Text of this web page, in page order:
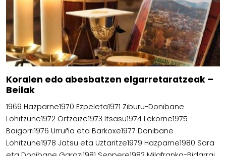
Koralen edo abesbatzen elgarretaratzeak –
Beilak
1969 Hazparne1970 Ezpeleta1971 Ziburu-Donibane
Lohitzune1972 Ortzaize1973 Itsasu1974 Lekorne1975
Baigorri1976 Urruña eta Barkoxe1977 Donibane
Lohitzune1978 Jatsu eta Uztaritze1979 Hazparne1980 Sara